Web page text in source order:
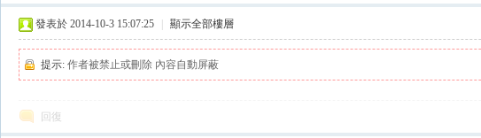
發表於 2014-10-3 15:07:25 顯示全部樓層
提示: 作者被禁止或刪除 內容自動屏蔽
回復